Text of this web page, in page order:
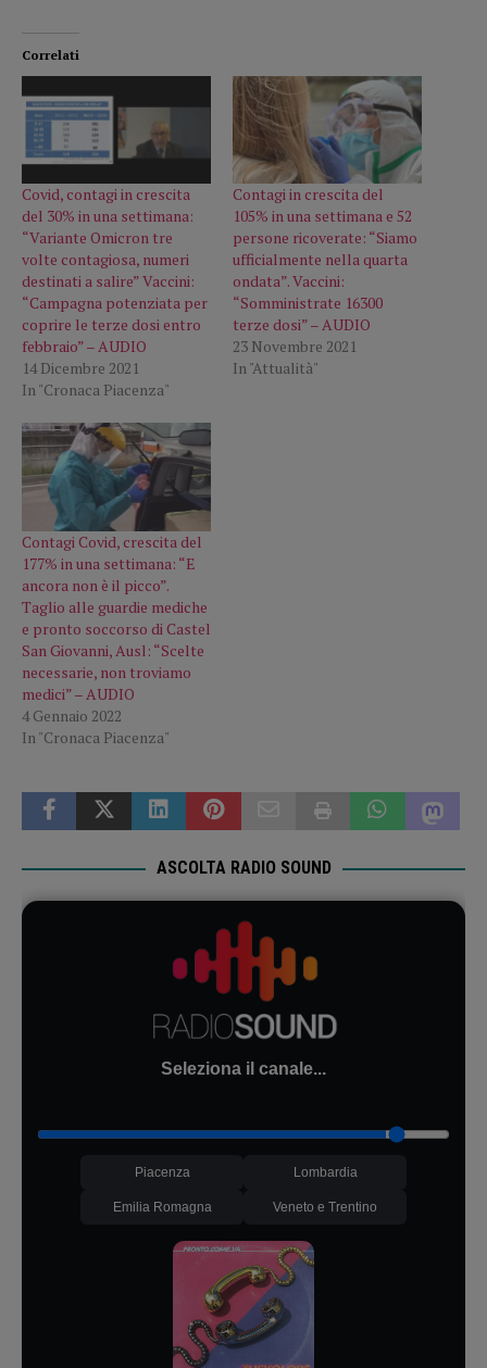
Correlati
Covid, contagi in crescita
del 30% in una settimana:
“Variante Omicron tre
volte contagiosa, numeri
destinati a salire” Vaccini:
“Campagna potenziata per
coprire le terze dosi entro
febbraio” – AUDIO
14 Dicembre 2021
In "Cronaca Piacenza"
Contagi in crescita del
105% in una settimana e 52
persone ricoverate: “Siamo
ufficialmente nella quarta
ondata”. Vaccini:
“Somministrate 16300
terze dosi” – AUDIO
23 Novembre 2021
In "Attualità"
Contagi Covid, crescita del
177% in una settimana: “E
ancora non è il picco”.
Taglio alle guardie mediche
e pronto soccorso di Castel
San Giovanni, Ausl: “Scelte
necessarie, non troviamo
medici” – AUDIO
4 Gennaio 2022
In "Cronaca Piacenza"
ASCOLTA RADIO SOUND
Seleziona il canale...
Piacenza Lombardia
Emilia Romagna Veneto e Trentino